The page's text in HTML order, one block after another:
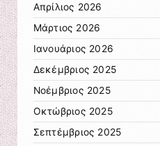
Απρίλιος 2026
Μάρτιος 2026
Ιανουάριος 2026
Δεκέμβριος 2025
Νοέμβριος 2025
Οκτώβριος 2025
Σεπτέμβριος 2025